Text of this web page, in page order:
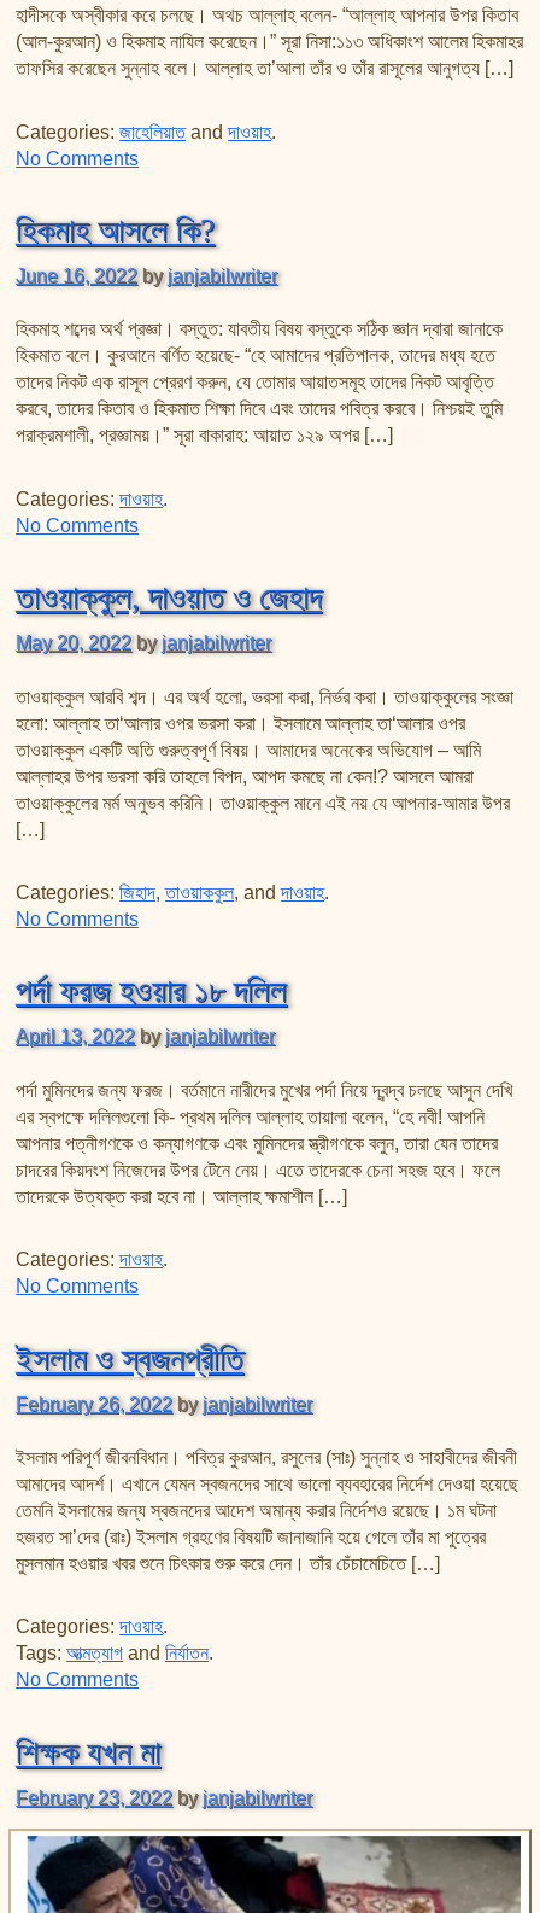
হাদীসকে অস্বীকার করে চলছে। অথচ আল্লাহ বলেন- “আল্লাহ আপনার উপর কিতাব
(আল-কুরআন) ও হিকমাহ নাযিল করেছেন।” সূরা নিসা:১১৩ অধিকাংশ আলেম হিকমাহর
তাফসির করেছেন সুন্নাহ বলে। আল্লাহ তা’আলা তাঁর ও তাঁর রাসূলের আনুগত্য […]
Categories: জাহেলিয়াতandদাওয়াহ.
No Commentson একনিষ্ঠ সুন্নাহর অনুসরণ (শুধু কোরআন মেনে হাদিস অস্বীকার
হিকমাহ আসলে কি?
June 16, 2022 byjanjabilwriter
হিকমাহ শব্দের অর্থ প্রজ্ঞা। বস্তুত: যাবতীয় বিষয় বস্তুকে সঠিক জ্ঞান দ্বারা জানাকে
হিকমাত বলে। কুরআনে বর্ণিত হয়েছে- “হে আমাদের প্রতিপালক, তাদের মধ্য হতে
তাদের নিকট এক রাসূল প্রেরণ করুন, যে তোমার আয়াতসমূহ তাদের নিকট আবৃত্তি
করবে, তাদের কিতাব ও হিকমাত শিক্ষা দিবে এবং তাদের পবিত্র করবে। নিশ্চয়ই তুমি
পরাক্রমশালী, প্রজ্ঞাময়।” সূরা বাকারাহ: আয়াত ১২৯ অপর […]
Categories: দাওয়াহ.
No Commentson হিকমাহ আসলে কি?
তাওয়াক্কুল, দাওয়াত ও জেহাদ
May 20, 2022 byjanjabilwriter
তাওয়াক্কুল আরবি শব্দ। এর অর্থ হলো, ভরসা করা, নির্ভর করা। তাওয়াক্কুলের সংজ্ঞা
হলো: আল্লাহ তা‘আলার ওপর ভরসা করা। ইসলামে আল্লাহ তা‘আলার ওপর
তাওয়াক্কুল একটি অতি গুরুত্বপূর্ণ বিষয়। আমাদের অনেকের অভিযোগ – আমি
আল্লাহর উপর ভরসা করি তাহলে বিপদ, আপদ কমছে না কেন!? আসলে আমরা
তাওয়াক্কুলের মর্ম অনুভব করিনি। তাওয়াক্কুল মানে এই নয় যে আপনার-আমার উপর
[…]
Categories: জিহাদ,তাওয়াককুল, andদাওয়াহ.
No Commentson তাওয়াক্কুল, দাওয়াত ও জেহাদ
পর্দা ফরজ হওয়ার ১৮ দলিল
April 13, 2022 byjanjabilwriter
পর্দা মুমিনদের জন্য ফরজ। বর্তমানে নারীদের মুখের পর্দা নিয়ে দ্বন্দ্ব চলছে আসুন দেখি
এর স্বপক্ষে দলিলগুলো কি- প্রথম দলিল আল্লাহ তায়ালা বলেন, “হে নবী! আপনি
আপনার পত্নীগণকে ও কন্যাগণকে এবং মুমিনদের স্ত্রীগণকে বলুন, তারা যেন তাদের
চাদরের কিয়দংশ নিজেদের উপর টেনে নেয়। এতে তাদেরকে চেনা সহজ হবে। ফলে
তাদেরকে উত্যক্ত করা হবে না। আল্লাহ ক্ষমাশীল […]
Categories: দাওয়াহ.
No Commentson পর্দা ফরজ হওয়ার ১৮ দলিল
ইসলাম ও স্বজনপ্রীতি
February 26, 2022 byjanjabilwriter
ইসলাম পরিপূর্ণ জীবনবিধান। পবিত্র কুরআন, রসুলের (সাঃ) সুন্নাহ ও সাহাবীদের জীবনী
আমাদের আদর্শ। এখানে যেমন স্বজনদের সাথে ভালো ব্যবহারের নির্দেশ দেওয়া হয়েছে
তেমনি ইসলামের জন্য স্বজনদের আদেশ অমান্য করার নির্দেশও রয়েছে। ১ম ঘটনা
হজরত সা’দের (রাঃ) ইসলাম গ্রহণের বিষয়টি জানাজানি হয়ে গেলে তাঁর মা পুত্রের
মুসলমান হওয়ার খবর শুনে চিৎকার শুরু করে দেন। তাঁর চেঁচামেচিতে […]
Categories: দাওয়াহ.
Tags: আত্মত্যাগ andনির্যাতন.
No Commentson ইসলাম ও স্বজনপ্রীতি
শিক্ষক যখন মা
February 23, 2022 byjanjabilwriter